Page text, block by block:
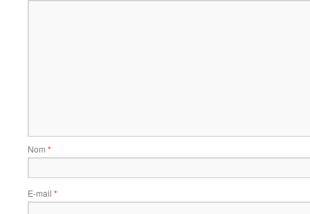
Nom *
E-mail *